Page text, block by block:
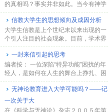
的真相吗？事实并非如此。当今有神学
界的基金会...
信教大学生的思想倾向及成因分析
大学生信教是上个世纪末以来出现的一
个引人注目的社会现象。目前，学术界
和高校思想教...
一封来信引起的思考
编者按： 一位深陷“特异功能”困扰的年
轻人，是如何在人生的舞台上挣扎、困
惑和艰难...
无神论教育进入大学可能吗？――记
一次关于大
在《科学与无神论》杂志２００５年第